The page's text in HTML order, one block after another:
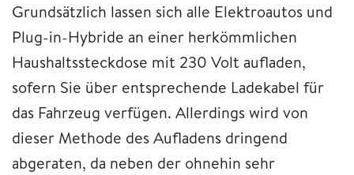
Grundsätzlich lassen sich alle Elektroautos und
Plug-in-Hybride an einer herkömmlichen
Haushaltssteckdose mit 230 Volt aufladen,
sofern Sie über entsprechende Ladekabel für
das Fahrzeug verfügen. Allerdings wird von
dieser Methode des Aufladens dringend
abgeraten, da neben der ohnehin sehr